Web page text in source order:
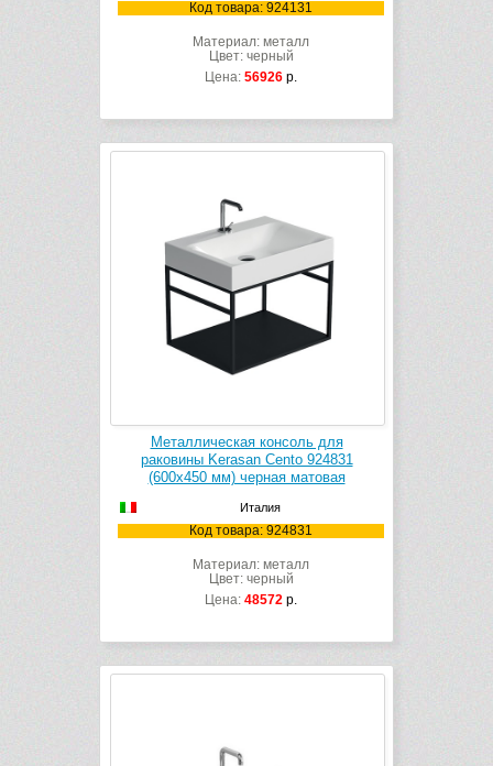
Код товара: 924131
Материал: металл
Цвет: черный
Цена: 56926 р.
Металлическая консоль для
раковины Kerasan Cento 924831
(600х450 мм) черная матовая
Италия
Код товара: 924831
Материал: металл
Цвет: черный
Цена: 48572 р.